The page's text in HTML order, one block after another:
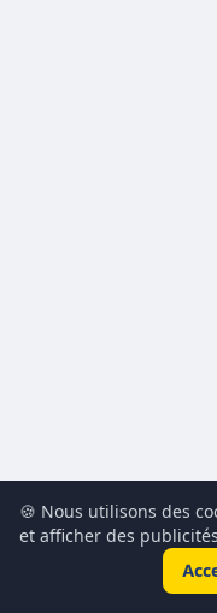
🍪 Nous utilisons des
et afficher des